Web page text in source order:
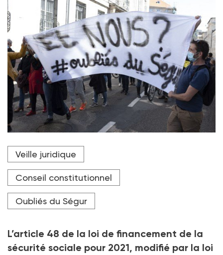
L'enjeu de cette QPC, transférée par le Conseil d'Etat
au Conseil constitutionnel le 21 décembre 2023, était
agents était justifié.
Crédit photo Antoine Mermet / Hans Lucas / Hans Lucas via
AFP
Veille juridique
Conseil constitutionnel
Oubliés du Ségur
L’article 48 de la loi de financement de la
sécurité sociale pour 2021, modifié par la loi